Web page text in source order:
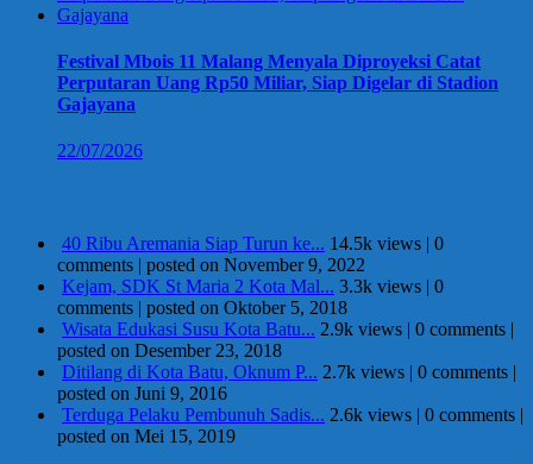
Festival Mbois 11 Malang Menyala Diproyeksi Catat
Perputaran Uang Rp50 Miliar, Siap Digelar di Stadion
Gajayana
22/07/2026
40 Ribu Aremania Siap Turun ke... 14.5k views | 0
comments | posted on November 9, 2022
Kejam, SDK St Maria 2 Kota Mal... 3.3k views | 0
comments | posted on Oktober 5, 2018
Wisata Edukasi Susu Kota Batu... 2.9k views | 0 comments |
posted on Desember 23, 2018
Ditilang di Kota Batu, Oknum P... 2.7k views | 0 comments |
posted on Juni 9, 2016
Terduga Pelaku Pembunuh Sadis... 2.6k views | 0 comments |
posted on Mei 15, 2019